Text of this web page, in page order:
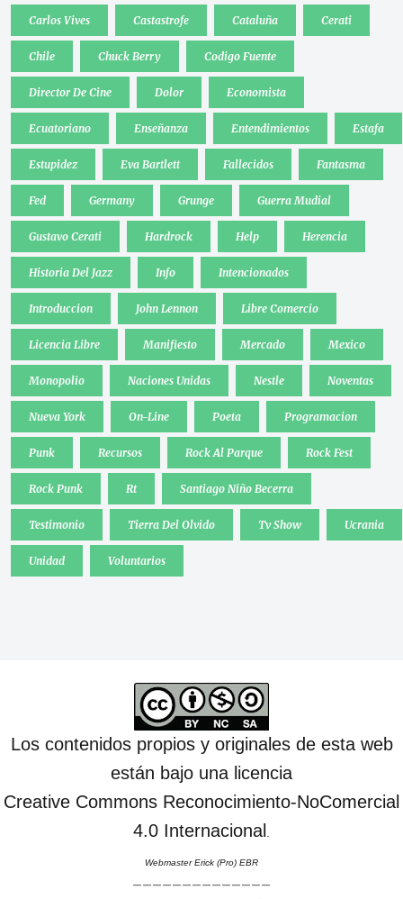
Carlos Vives Castastrofe Cataluña Cerati
Chile Chuck Berry Codigo Fuente
Director De Cine Dolor Economista
Ecuatoriano Enseñanza Entendimientos Estafa
Estupidez Eva Bartlett Fallecidos Fantasma
Fed Germany Grunge Guerra Mudial
Gustavo Cerati Hardrock Help Herencia
Historia Del Jazz Info Intencionados
Introduccion John Lennon Libre Comercio
Licencia Libre Manifiesto Mercado Mexico
Monopolio Naciones Unidas Nestle Noventas
Nueva York On-Line Poeta Programacion
Punk Recursos Rock Al Parque Rock Fest
Rock Punk Rt Santiago Niño Becerra
Testimonio Tierra Del Olvido Tv Show Ucrania
Unidad Voluntarios
Los contenidos propios y originales de esta web
están bajo una licencia
Creative Commons Reconocimiento-NoComercial
4.0 Internacional
Webmaster Erick (Pro) EBR
--------------